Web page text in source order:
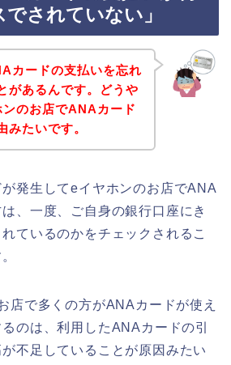
されていない」
カードの支払いを忘れ
があるんです。どうや
のお店でANAカード
みたいです。
発生してeイヤホンのお店でANA
、一度、ご自身の銀行口座にき
ているのかをチェックされるこ
店で多くの方がANAカードが使え
のは、利用したANAカードの引
不足していることが原因みたい